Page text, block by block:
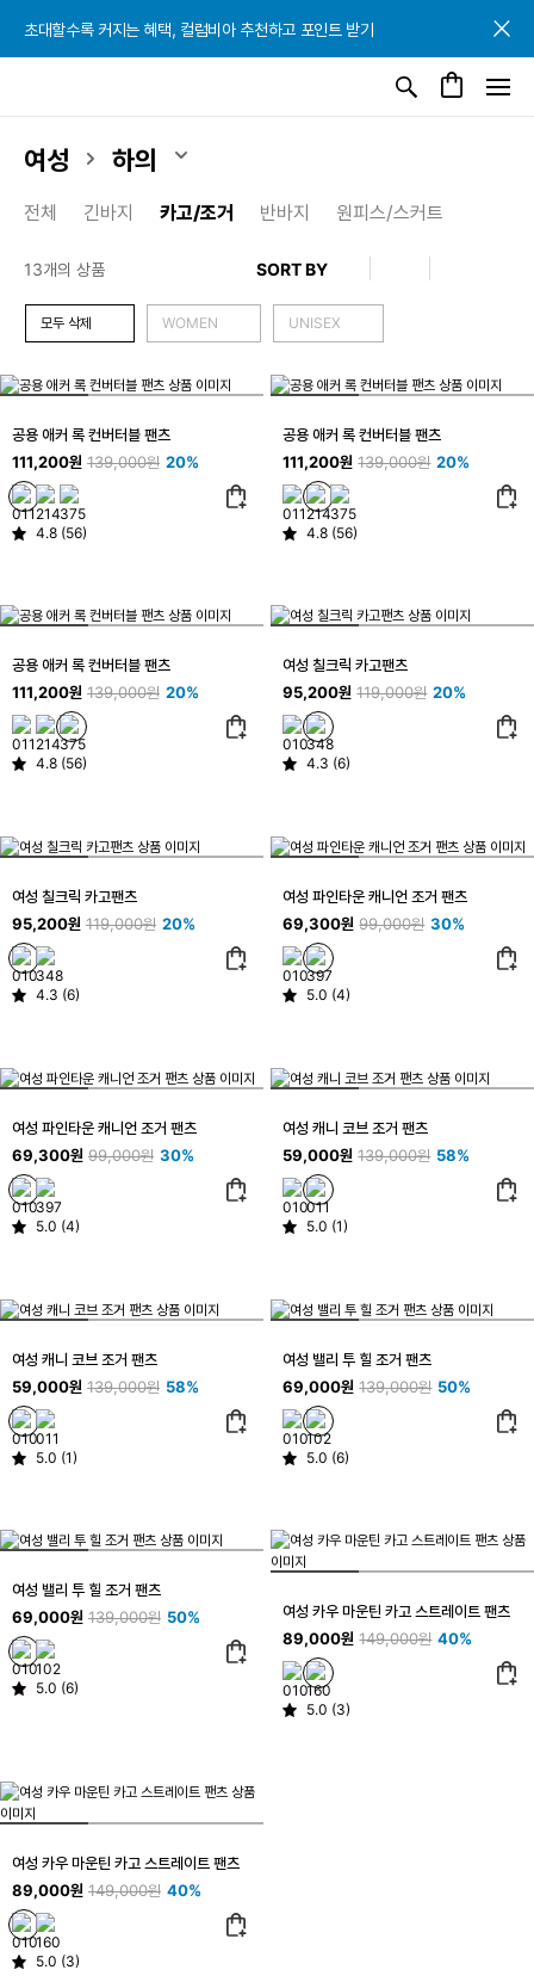
초대할수록 커지는 혜택, 컬럼비아 추천하고 포인트 받기
초대할수록 커지는 혜택, 컬럼비아 추천하고 포인트 받기
초대할수록 커지는 혜택, 컬럼비아 추천하고 포인트 받기
여성 하의
전체 긴바지 카고/조거 반바지 원피스/스커트
13개의 상품
모두 삭제 WOMEN UNISEX
공용 애커 록 컨버터블 팬츠
111,200원 139,000원 20%
4.8 (56)
공용 애커 록 컨버터블 팬츠
111,200원 139,000원 20%
4.8 (56)
공용 애커 록 컨버터블 팬츠
111,200원 139,000원 20%
4.8 (56)
여성 칠크릭 카고팬츠
95,200원 119,000원 20%
4.3 (6)
여성 칠크릭 카고팬츠
95,200원 119,000원 20%
4.3 (6)
여성 파인타운 캐니언 조거 팬츠
69,300원 99,000원 30%
5.0 (4)
여성 파인타운 캐니언 조거 팬츠
69,300원 99,000원 30%
5.0 (4)
여성 캐니 코브 조거 팬츠
59,000원 139,000원 58%
5.0 (1)
여성 캐니 코브 조거 팬츠
59,000원 139,000원 58%
5.0 (1)
여성 밸리 투 힐 조거 팬츠
69,000원 139,000원 50%
5.0 (6)
여성 밸리 투 힐 조거 팬츠
69,000원 139,000원 50%
5.0 (6)
여성 카우 마운틴 카고 스트레이트 팬츠
89,000원 149,000원 40%
5.0 (3)
여성 카우 마운틴 카고 스트레이트 팬츠
89,000원 149,000원 40%
5.0 (3)